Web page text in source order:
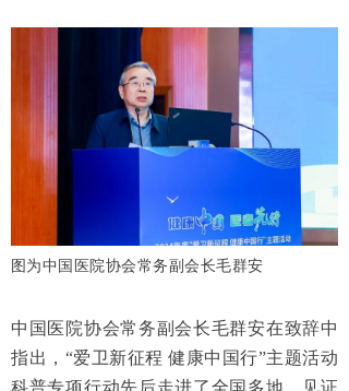
图为中国医院协会常务副会长毛群安
中国医院协会常务副会长毛群安在致辞中
指出，“爱卫新征程 健康中国行”主题活动
科普专项行动先后走进了全国多地，见证